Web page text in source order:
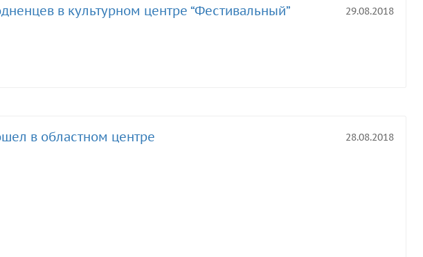
в культурном центре “Фестивальный” 29.08.2018
в областном центре 28.08.2018